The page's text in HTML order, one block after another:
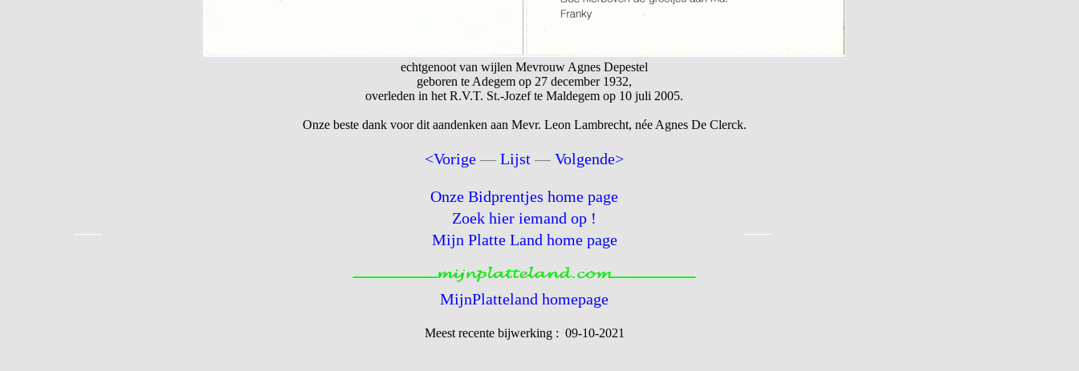
echtgenoot van wijlen Mevrouw Agnes Depestel
geboren te Adegem op 27 december 1932,
overleden in het R.V.T. St.-Jozef te Maldegem op 10 juli 2005.
Onze beste dank voor dit aandenken aan Mevr. Leon Lambrecht, née Agnes De Clerck.
<Vorige —Lijst —Volgende>
Onze Bidprentjes home page
Zoek hier iemand op !
Mijn Platte Land home page
MijnPlatteland homepage
Meest recente bijwerking : 09-10-2021